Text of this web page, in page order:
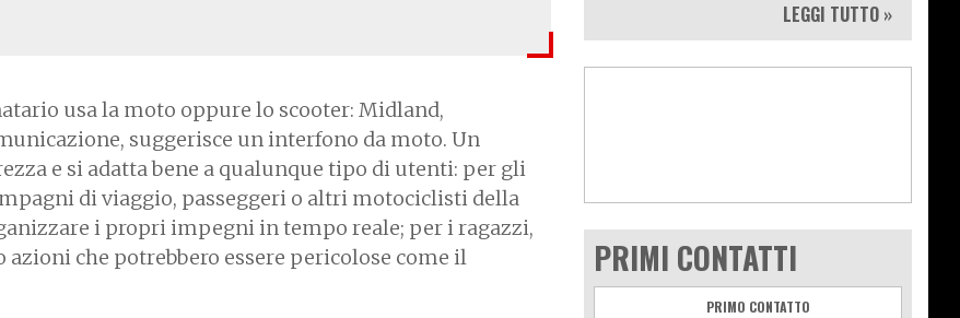
usa la moto oppure lo scooter: Midland,
suggerisce un interfono da moto. Un
e si adatta bene a qualunque tipo di utenti: per gli
di viaggio, passeggeri o altri motociclisti della
i propri impegni in tempo reale; per i ragazzi,
che potrebbero essere pericolose come il
LEGGI TUTTO »
PRIMI CONTATTI
PRIMO CONTATTO